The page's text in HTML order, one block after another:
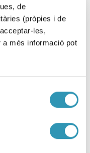
de
(pròpies i de
les,
a més informació pot
de vida, una
tenen en compte
mostra profundes
els hàbits
els rols, les
de serveis
i interseccional.